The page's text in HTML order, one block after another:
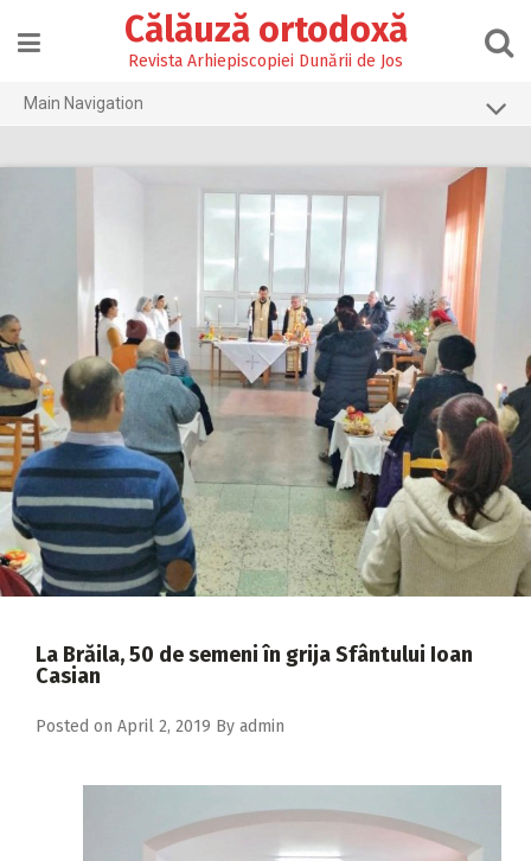
content
Călăuză ortodoxă
Revista Arhiepiscopiei Dunării de Jos
Main Navigation
2022
2021
2020
2019
2018
2017
2015
2014
La Brăila, 50 de semeni în grija Sfântului Ioan
Casian
Posted on April 2, 2019 By admin